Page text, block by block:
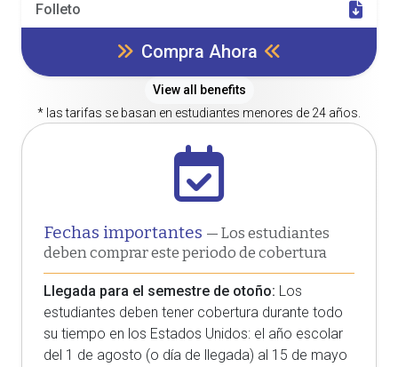
Folleto
Compra Ahora
View all benefits
* las tarifas se basan en estudiantes menores de 24 años.
Fechas importantes — Los estudiantes
deben comprar este periodo de cobertura
Llegada para el semestre de otoño: Los
estudiantes deben tener cobertura durante todo
su tiempo en los Estados Unidos: el año escolar
del 1 de agosto (o día de llegada) al 15 de mayo